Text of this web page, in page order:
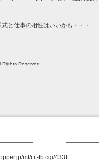
と仕事の相性はいいかも・・・
Reserved.
mt/mt-tb.cgi/4331